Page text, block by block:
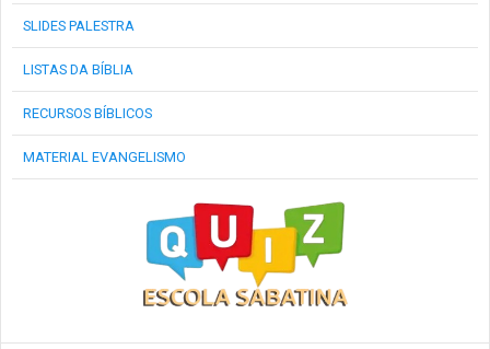
SLIDES PALESTRA
LISTAS DA BÍBLIA
RECURSOS BÍBLICOS
MATERIAL EVANGELISMO